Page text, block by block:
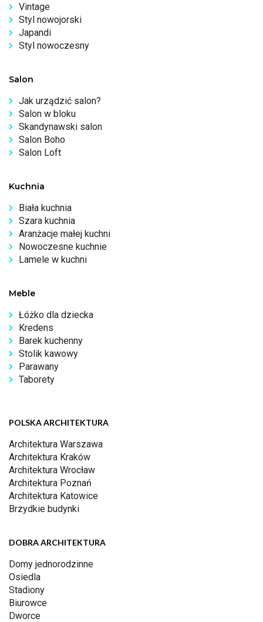
Vintage
Styl nowojorski
Japandi
Styl nowoczesny
Salon
Jak urządzić salon?
Salon w bloku
Skandynawski salon
Salon Boho
Salon Loft
Kuchnia
Biała kuchnia
Szara kuchnia
Aranżacje małej kuchni
Nowoczesne kuchnie
Lamele w kuchni
Meble
Łóżko dla dziecka
Kredens
Barek kuchenny
Stolik kawowy
Parawany
Taborety
POLSKA ARCHITEKTURA
Architektura Warszawa
Architektura Kraków
Architektura Wrocław
Architektura Poznań
Architektura Katowice
Brzydkie budynki
DOBRA ARCHITEKTURA
Domy jednorodzinne
Osiedla
Stadiony
Biurowce
Dworce